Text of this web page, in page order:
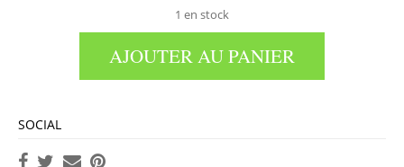
1 en stock
AJOUTER AU PANIER
SOCIAL